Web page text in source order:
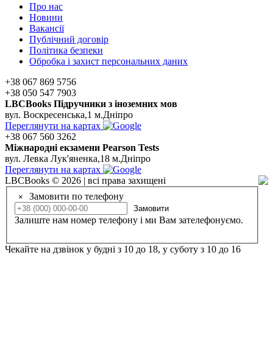
Про нас
Новини
Вакансії
Публічний договір
Політика безпеки
Обробка і захист персональних даних
+38 067 869 5756
+38 050 547 7903
LBCBooks Підручники з іноземних мов
вул. Воскресенська,1 м.Дніпро
Переглянути на картах
+38 067 560 3262
Мiжнароднi екзамени Pearson Tests
вул. Левка Лук'яненка,18 м.Дніпро
Переглянути на картах
LBCBooks © 2026 | всі права захищені
× Замовити по телефону
Замовити
Залиште нам номер телефону і ми Вам зателефонуємо.
Чекайте на дзвінок у будні з 10 до 18, у суботу з 10 до 16